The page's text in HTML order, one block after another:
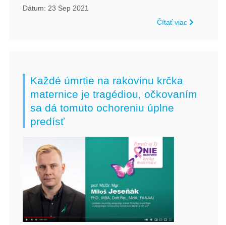
Dátum: 23 Sep 2021
Čítať viac
Každé úmrtie na rakovinu krčka
maternice je tragédiou, očkovaním
sa dá tomuto ochoreniu úplne
predísť